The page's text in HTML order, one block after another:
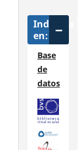
Indizada
en:
Base
de
datos